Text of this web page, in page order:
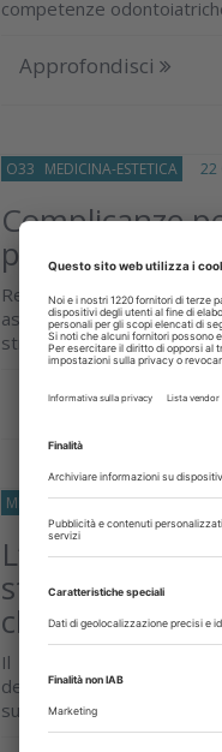
competenze
Approfondisci
O33 MEDICINA-ESTETICA 22
Complicanze
prevenzione,
Revisione sistematica
associate ai filler con
strategie...
Approfondisci
MEDICINA-ESTETICA 27
studio
clinica del volto
Il prof. Guida (SIMEO)
della professione,
superati i vecchi conflitti di